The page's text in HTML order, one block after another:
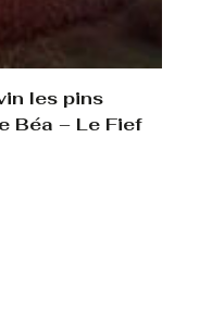
les pins
Béa – Le Fief